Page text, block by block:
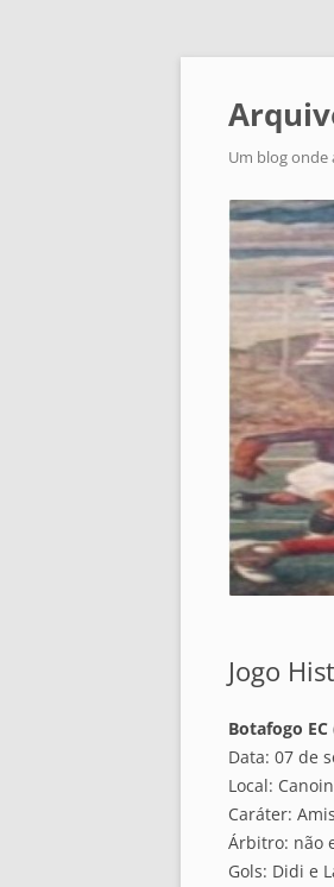
Um blog onde
Jogo
Botafogo EC
Data: 07 de
Local:
Caráter:
Árbitro: não
Gols: Didi e